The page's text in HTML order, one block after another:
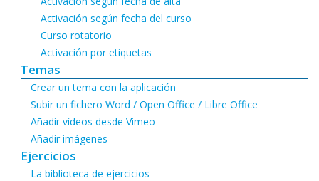
Activación según fecha del curso
Curso rotatorio
Activación por etiquetas
Temas
Crear un tema con la aplicación
Subir un fichero Word / Open Office / Libre Office
Añadir vídeos desde Vimeo
Añadir imágenes
Ejercicios
La biblioteca de ejercicios